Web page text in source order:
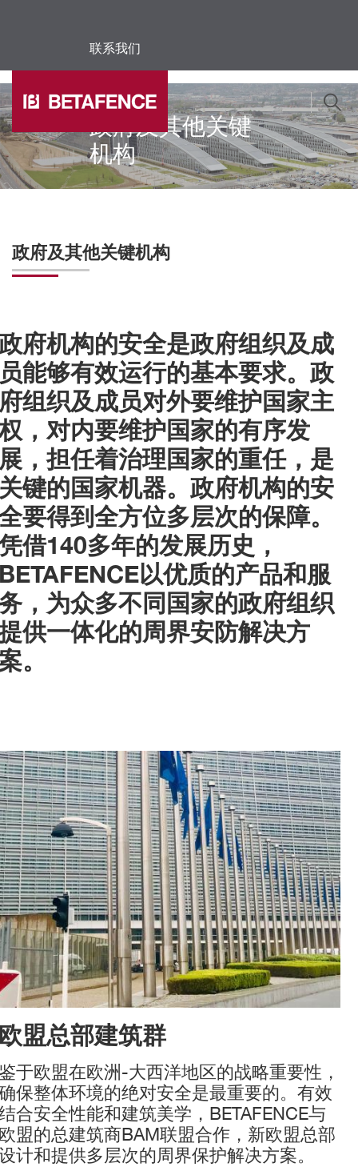
Skip to main content
联系我们
政府及其他关键
机构
政府及其他关键机构
府机构的安全是政府组织及成
能够有效运行的基本要求。政
组织及成员对外要维护国家主
，对内要维护国家的有序发
，担任着治理国家的重任，是
键的国家机器。政府机构的安
要得到全方位多层次的保障。
借140多年的发展历史，
以优质的产品和服
，为众多不同国家的政府组织
供一体化的周界安防解决方
。
像
盟总部建筑群
于欧盟在欧洲-大西洋地区的战略重要性，
保整体环境的绝对安全是最重要的。有效
合安全性能和建筑美学，BETAFENCE与
盟的总建筑商BAM联盟合作，新欧盟总部
计和提供多层次的周界保护解决方案。